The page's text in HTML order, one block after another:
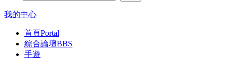
我的中心
首頁Portal
綜合論壇BBS
手遊